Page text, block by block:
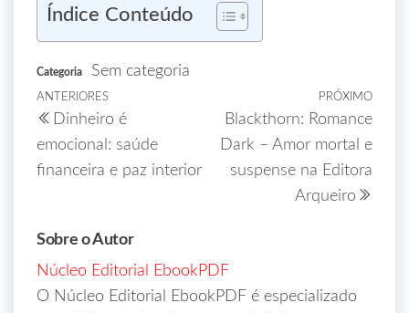
Índice Conteúdo
Categoria Sem categoria
ANTERIORES
Dinheiro é
emocional: saúde
financeira e paz interior
PRÓXIMO
Blackthorn: Romance
Dark – Amor mortal e
suspense na Editora
Arqueiro
Sobre o Autor
Núcleo Editorial EbookPDF
O Núcleo Editorial EbookPDF é especializado